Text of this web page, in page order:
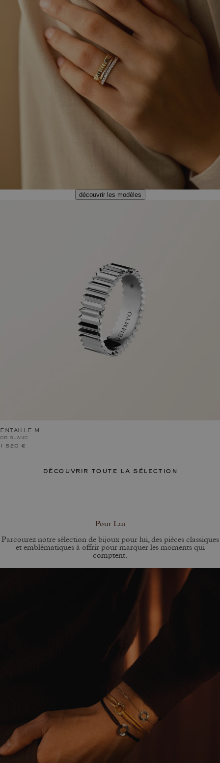
découvrir les modèles
ENTAILLE M
OR BLANC
1 520 €
découvrir toute la sélection
Pour Lui
Parcourez notre sélection de bijoux pour lui, des pièces classiques
et emblématiques à offrir pour marquer les moments qui
comptent.